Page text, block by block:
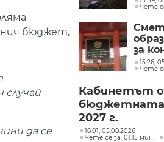
бюджет,
случай
да се
Чете
за
15:26,
Чете
Кабинетът
бюджетната
2027 г.
16:01, 05.08.2026
Чете се за: 01:15 мин.